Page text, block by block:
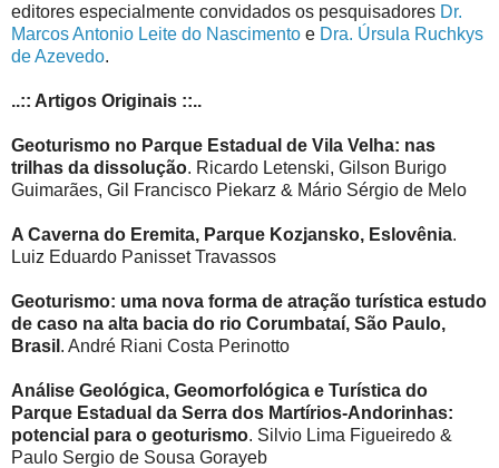
editores especialmente convidados os pesquisadores Dr.
Marcos Antonio Leite do Nascimento e Dra. Úrsula Ruchkys
de Azevedo.
..:: Artigos Originais ::..
Geoturismo no Parque Estadual de Vila Velha: nas
trilhas da dissolução. Ricardo Letenski, Gilson Burigo
Guimarães, Gil Francisco Piekarz & Mário Sérgio de Melo
A Caverna do Eremita, Parque Kozjansko, Eslovênia.
Luiz Eduardo Panisset Travassos
Geoturismo: uma nova forma de atração turística estudo
de caso na alta bacia do rio Corumbataí, São Paulo,
Brasil . André Riani Costa Perinotto
Análise Geológica, Geomorfológica e Turística do
Parque Estadual da Serra dos Martírios-Andorinhas:
potencial para o geoturismo. Silvio Lima Figueiredo &
Paulo Sergio de Sousa Gorayeb